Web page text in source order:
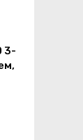
3-